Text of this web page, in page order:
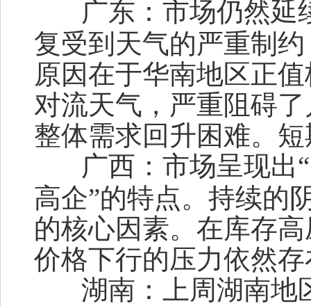
广东： 市场仍然延
复受到天气的严重制
原因在于华南地区正
对流天气，严重阻碍
整体需求回升困难。
广西： 市场呈现出
高企”的特点。持续的
的核心因素。在库存
价格下行的压力依然
湖南：
上周湖南